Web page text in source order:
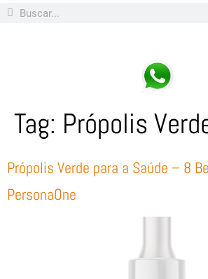
Tag: Própolis
Própolis Verde para a Saúde – 8
PersonaOne